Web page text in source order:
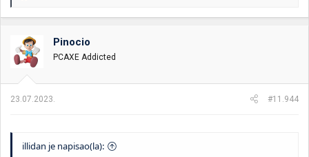
a
o
v
a
n
:
Pinocio
PCAXE Addicted
23.07.2023. #11.944
illidan je napisao(la):